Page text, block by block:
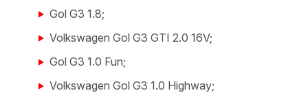
Gol G3 1.8;
Volkswagen Gol G3 GTI 2.0 16V;
Gol G3 1.0 Fun;
Volkswagen Gol G3 1.0 Highway;